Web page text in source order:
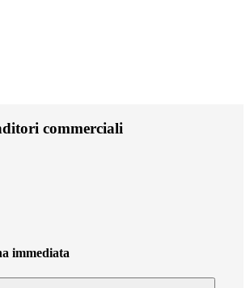
commerciali
immediata